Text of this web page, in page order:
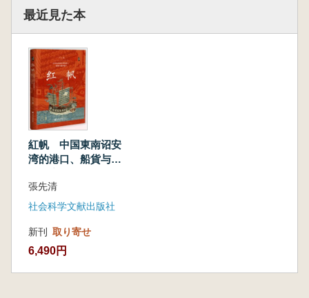
最近見た本
紅帆 中国東南诏安
湾的港口、船貨与海
張先清
社会科学文献出版社
新刊 取り寄せ
6,490円